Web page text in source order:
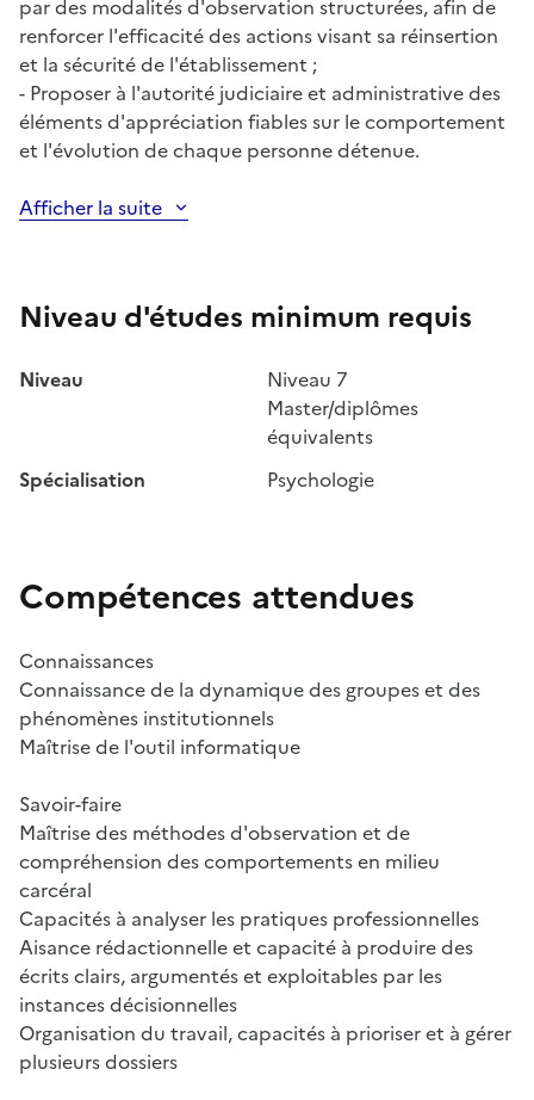
par des modalités d'observation structurées, afin de
renforcer l'efficacité des actions visant sa réinsertion
et la sécurité de l'établissement ;
- Proposer à l'autorité judiciaire et administrative des
éléments d'appréciation fiables sur le comportement
et l'évolution de chaque personne détenue.
Afficher la suite
Niveau d'études minimum requis
Niveau
Niveau 7
Master/diplômes
équivalents
Spécialisation
Psychologie
Compétences attendues
Connaissances
Connaissance de la dynamique des groupes et des
phénomènes institutionnels
Maîtrise de l'outil informatique
Savoir-faire
Maîtrise des méthodes d'observation et de
compréhension des comportements en milieu
carcéral
Capacités à analyser les pratiques professionnelles
Aisance rédactionnelle et capacité à produire des
écrits clairs, argumentés et exploitables par les
instances décisionnelles
Organisation du travail, capacités à prioriser et à gérer
plusieurs dossiers